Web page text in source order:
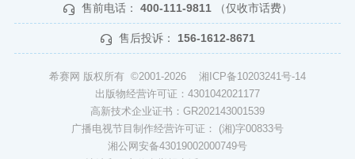
售前电话： 400-111-9811 （仅收市话费）
售后投诉： 156-1612-8671
希赛网 版权所有 ©2001-2026 湘ICP备10203241号-14
出版物经营许可证：4301042021177
高新技术企业证书：GR202143001539
广播电视节目制作经营许可证： (湘)字00833号
湘公网安备43019002000749号